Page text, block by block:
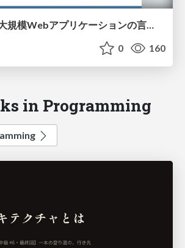
1人から始める大規模Webアプリケーションの言語バージョンアップ / Upgrade PHP in a large application
0 160
in Programming